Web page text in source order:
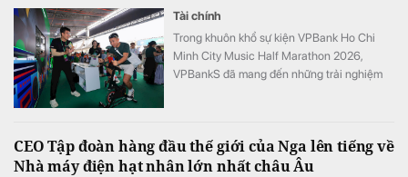
Tài chính
Trong khuôn khổ sự kiện VPBank Ho Chi
Minh City Music Half Marathon 2026,
VPBankS đã mang đến những trải nghiệm
Invest.
CEO Tập đoàn hàng đầu thế giới của Nga lên tiếng về
Nhà máy điện hạt nhân lớn nhất châu Âu